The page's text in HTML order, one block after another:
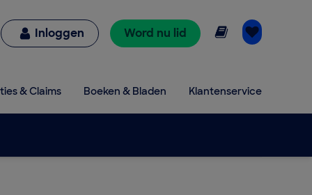
Inloggen Word nu lid Online lezen
& Claims Boeken & Bladen Klantenservice